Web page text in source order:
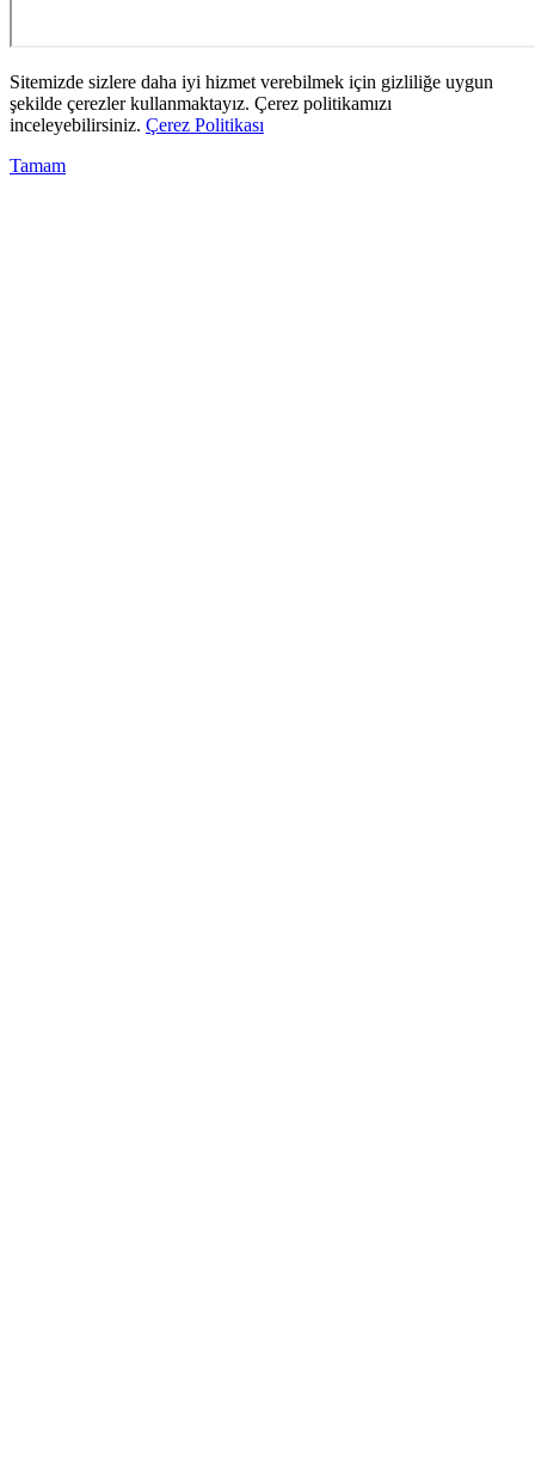
Sitemizde sizlere daha iyi hizmet verebilmek için gizliliğe uygun
şekilde çerezler kullanmaktayız. Çerez politikamızı
inceleyebilirsiniz. Çerez Politikası
Tamam